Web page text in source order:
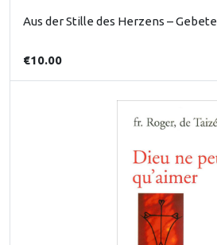
Aus der Stille des Herzens – Gebete
€10.00